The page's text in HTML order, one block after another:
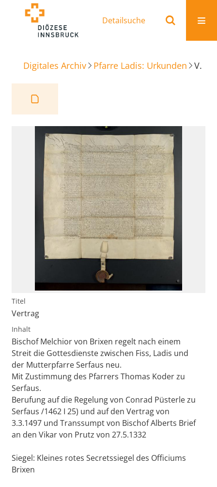
Detailsuche
Digitales Archiv Pfarre Ladis: Urkunden Vertrag
Titel
Vertrag
Inhalt
Bischof Melchior von Brixen regelt nach einem
Streit die Gottesdienste zwischen Fiss, Ladis und
der Mutterpfarre Serfaus neu.
Mit Zustimmung des Pfarrers Thomas Koder zu
Serfaus.
Berufung auf die Regelung von Conrad Püsterle zu
Serfaus /1462 I 25) und auf den Vertrag von
3.3.1497 und Transsumpt von Bischof Alberts Brief
an den Vikar von Prutz von 27.5.1332
Siegel: Kleines rotes Secretssiegel des Officiums
Brixen